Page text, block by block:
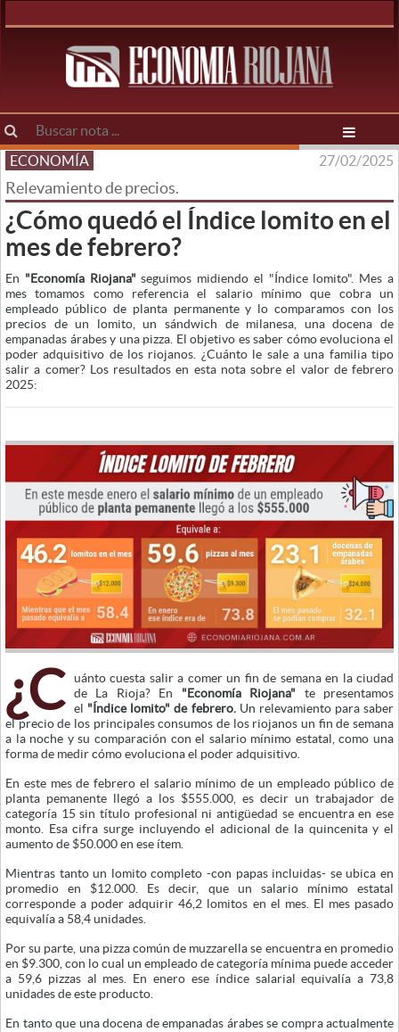
ECONOMÍA 27/02/2025
Relevamiento de precios.
¿Cómo quedó el Índice lomito en el
mes de febrero?
En "Economía Riojana" seguimos midiendo el "Índice lomito". Mes a
mes tomamos como referencia el salario mínimo que cobra un
empleado público de planta permanente y lo comparamos con los
precios de un lomito, un sándwich de milanesa, una docena de
empanadas árabes y una pizza. El objetivo es saber cómo evoluciona el
poder adquisitivo de los riojanos. ¿Cuánto le sale a una familia tipo
salir a comer? Los resultados en esta nota sobre el valor de febrero
2025:
¿C
uánto cuesta salir a comer un fin de semana en la ciudad
de La Rioja? En "Economía Riojana" te presentamos
el "Índice lomito" de febrero.Un relevamiento para saber
el precio de los principales consumos de los riojanos un fin de semana
a la noche y su comparación con el salario mínimo estatal, como una
forma de medir cómo evoluciona el poder adquisitivo.
En este mes de febrero el salario mínimo de un empleado público de
planta pemanente llegó a los $555.000, es decir un trabajador de
categoría 15 sin título profesional ni antigüedad se encuentra en ese
monto. Esa cifra surge incluyendo el adicional de la quincenita y el
aumento de $50.000 en ese ítem.
Mientras tanto un lomito completo -con papas incluidas- se ubica en
promedio en $12.000. Es decir, que un salario mínimo estatal
corresponde a poder adquirir 46,2 lomitos en el mes. El mes pasado
equivalía a 58,4 unidades.
Por su parte, una pizza común de muzzarella se encuentra en promedio
en $9.300, con lo cual un empleado de categoría mínima puede acceder
a 59,6 pizzas al mes. En enero ese índice salarial equivalía a 73,8
unidades de este producto.
En tanto que una docena de empanadas árabes se compra actualmente